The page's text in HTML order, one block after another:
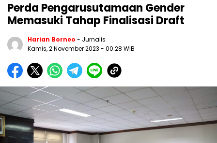
Perda Pengarusutamaan Gender
Memasuki Tahap Finalisasi Draft
Harian Borneo - Jurnalis
Kamis, 2 November 2023 - 00:28 WIB